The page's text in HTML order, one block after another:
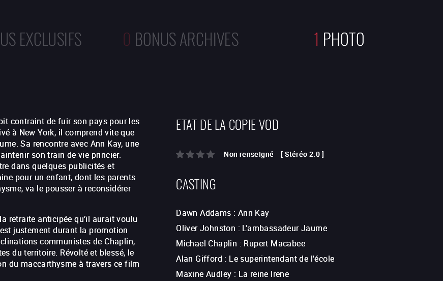
EXCLUSIFS 0 BONUS ARCHIVES 1 PHOTO
contraint de fuir son pays pour les
à New York, il comprend vite que
Sa rencontre avec Ann Kay, une
son train de vie princier.
dans quelques publicités et
pour un enfant, dont les parents
va le pousser à reconsidérer
retraite anticipée qu’il aurait voulu
justement durant la promotion
communistes de Chaplin,
du territoire. Révolté et blessé, le
du maccarthysme à travers ce film
ETAT DE LA COPIE VOD
Non renseigné [Stéréo 2.0 ]
CASTING
Dawn Addams : Ann Kay
Oliver Johnston : L'ambassadeur Jaume
Michael Chaplin : Rupert Macabee
Alan Gifford : Le superintendant de l'école
Maxine Audley : La reine Irene